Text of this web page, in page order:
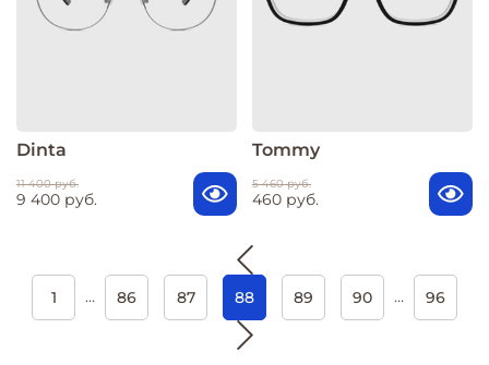
Dinta
11 400 руб.
9 400 руб.
Tommy
5 460 руб.
460 руб.
1 … 86 87 88 89 90 … 96